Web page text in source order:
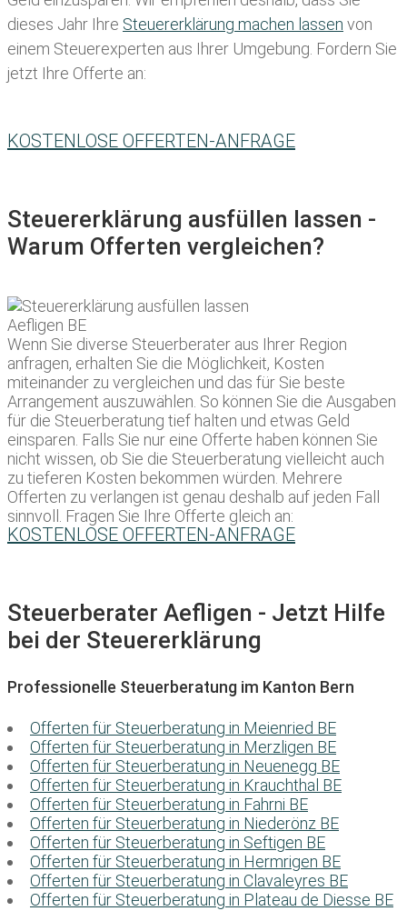
dieses Jahr Ihre Steuererklärung machen lassen von
einem Steuerexperten aus Ihrer Umgebung. Fordern Sie
jetzt Ihre Offerte an:
KOSTENLOSE OFFERTEN-ANFRAGE
Steuererklärung ausfüllen lassen -
Warum Offerten vergleichen?
Wenn Sie diverse Steuerberater aus Ihrer Region
anfragen, erhalten Sie die Möglichkeit, Kosten
miteinander zu vergleichen und das für Sie beste
Arrangement auszuwählen. So können Sie die Ausgaben
für die Steuerberatung tief halten und etwas Geld
einsparen. Falls Sie nur eine Offerte haben können Sie
nicht wissen, ob Sie die Steuerberatung vielleicht auch
zu tieferen Kosten bekommen würden. Mehrere
Offerten zu verlangen ist genau deshalb auf jeden Fall
sinnvoll. Fragen Sie Ihre Offerte gleich an:
KOSTENLOSE OFFERTEN-ANFRAGE
Steuerberater Aefligen - Jetzt Hilfe
bei der Steuererklärung
Professionelle Steuerberatung im Kanton Bern
Offerten für Steuerberatung in Meienried BE
Offerten für Steuerberatung in Merzligen BE
Offerten für Steuerberatung in Neuenegg BE
Offerten für Steuerberatung in Krauchthal BE
Offerten für Steuerberatung in Fahrni BE
Offerten für Steuerberatung in Niederönz BE
Offerten für Steuerberatung in Seftigen BE
Offerten für Steuerberatung in Hermrigen BE
Offerten für Steuerberatung in Clavaleyres BE
Offerten für Steuerberatung in Plateau de Diesse BE